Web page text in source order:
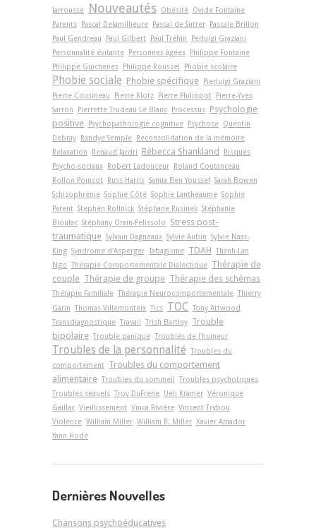
Jarrousse
Nouveautés Obésité Ovide Fontaine
Parents Pascal Delamillieure Pascal de Sutter Pascale Brillon
Paul Gendreau
Paul Gilbert Paul Tréhin
Perluigi Graziani
Personnalité évitante Personnes âgées Philippe Fontaine
Philippe Guichenez Philippe Roussel Phobie scolaire
Phobie sociale Phobie spécifique Pierluigi Graziani
Pierre Cousineau
Pierre Klotz Pierre Philippot Pierre-Yves
Sarron
Pierrette Trudeau Le Blanc Processus Psychologie
positive Psychopathologie cognitive Psychose Quentin
Debray Randye Semple Reconsolidation de la mémoire
Relaxation
Renaud Jardri Rébecca Shankland
Risques
Psycho-sociaux Robert Ladouceur Roland Coutanceau
Rollon Poinsot Russ Harris Samia Ben Youssef Sarah Bowen
Schizophrénie Sophie Côté Sophie Lantheaume Sophie
Parent Stephen Rollnick Stéphane Rusinek Stéphanie
Bioulac Stéphany Orain-Pelissolo
Stress post-
traumatique Sylvain Dagneaux Sylvie Aubin Sylvie Naar-
King Syndrome d'Asperger Tabagisme TDAH Thanh-Lan
Ngo Thérapie Comportementale Dialectique Thérapie de
couple Thérapie de groupe Thérapie des schémas
Thérapie Familiale Thérapie Neurocomportementale Thierry
Garin Thomas Villemonteix Tics TOC Tony Attwood
Transdiagnostique Travail Trish Bartley Trouble
bipolaire Trouble panique Troubles de l'humeur
Troubles de la personnalité Troubles du
comportement Troubles du comportement
alimentaire Troubles du sommeil Troubles psychotiques
Troubles sexuels Troy DuFrene Ueli Kramer Véronique
Gaillac Vieillissement Vinca Rivière Vincent Trybou
Violence William Miller William R. Miller Xavier Amador
Yann Hodé
Dernières Nouvelles
Chansons psychoéducatives